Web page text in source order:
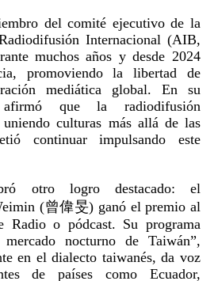
del comité ejecutivo de la
Internacional (AIB,
muchos años y desde 2024
promoviendo la libertad de
mediática global. En su
que la radiodifusión
uniendo culturas más allá de las
continuar impulsando este
otro logro destacado: el
(曾偉旻) ganó el premio al
Radio o pódcast. Su programa
nocturno de Taiwán”,
en el dialecto taiwanés, da voz
de países como Ecuador,